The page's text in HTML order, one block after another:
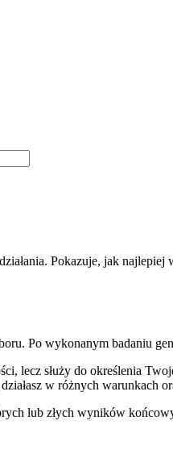
Pokazuje, jak
Po wykonanym badaniu
lecz służy do określenia
w różnych warunkach
lub złych wyników